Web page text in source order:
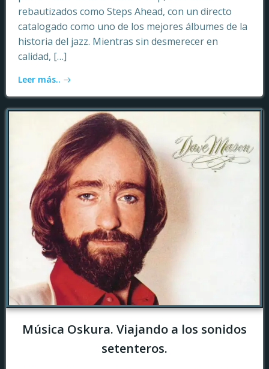
rebautizados como Steps Ahead, con un directo
catalogado como uno de los mejores álbumes de la
historia del jazz. Mientras sin desmerecer en
calidad, […]
Leer más..
Música Oskura. Viajando a los sonidos
setenteros.